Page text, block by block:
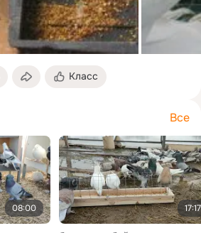
Класс
Все
08:00 17:17